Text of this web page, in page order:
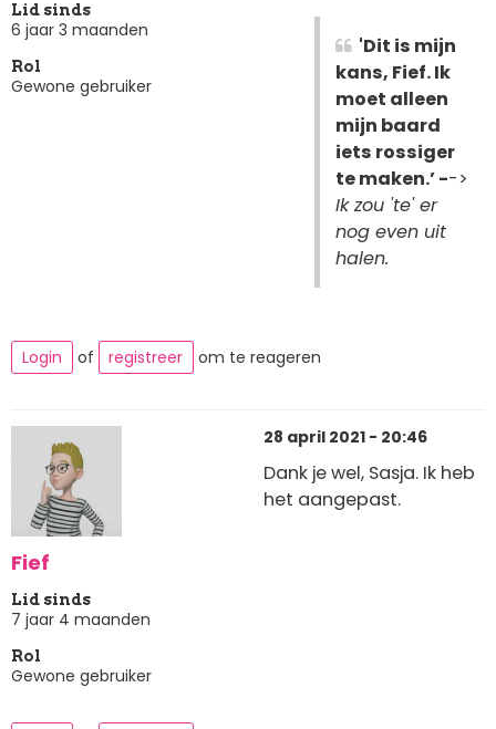
Lid sinds
6 jaar 3 maanden
Rol
Gewone gebruiker
'Dit is mijn
kans, Fief. Ik
moet alleen
mijn baard
iets rossiger
te maken.’ -->
Ik zou 'te' er
nog even uit
halen.
Login of registreer om te reageren
Fief
Lid sinds
7 jaar 4 maanden
Rol
Gewone gebruiker
28 april 2021 - 20:46
Dank je wel, Sasja. Ik heb
het aangepast.